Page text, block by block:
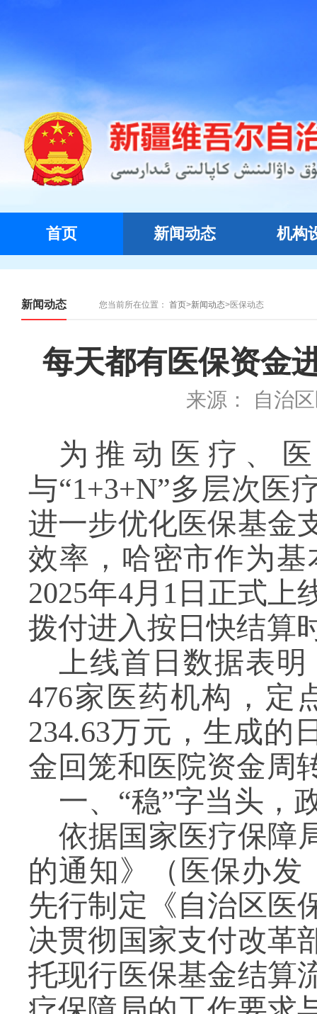
首页 新闻动态 机构
新闻动态 您当前所在位置： 首页>新闻动态>医保动态
每天都有医保资金
来源： 自治
为推动医疗、
与“1+3+N”多层次医
进一步优化医保基金
效率， 哈密市作为基
2025年4月 1 日 正式上
拨付进入按日快结算
上线首日数据表明
476家医药机构 ， 定
234.63万元， 生成的
金回笼和医院资金周
一、 “稳”字当头，
依据国家医疗保障
的通知》（医保办发
先行制定《自治区医
决贯彻国家支付改革
托现行医保基金结算